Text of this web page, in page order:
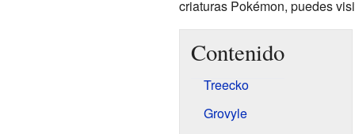
criaturas Pokémon, puedes
Contenido
Treecko
Grovyle